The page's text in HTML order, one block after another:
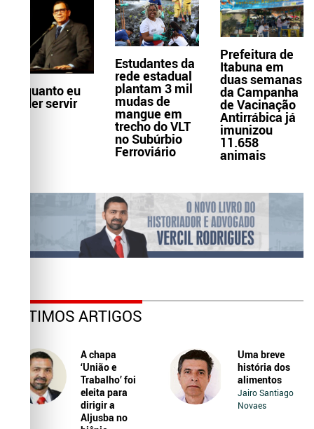
Enquanto eu
puder servir
Estudantes da
rede estadual
plantam 3 mil
mudas de
mangue em
trecho do VLT
no Subúrbio
Ferroviário
Prefeitura de
Itabuna em
duas semanas
da Campanha
de Vacinação
Antirrábica já
imunizou
11.658
animais
ÚLTIMOS ARTIGOS
A chapa
‘União e
Trabalho’ foi
eleita para
dirigir a
Aljusba no
Uma breve
história dos
alimentos
Jairo Santiago
Novaes